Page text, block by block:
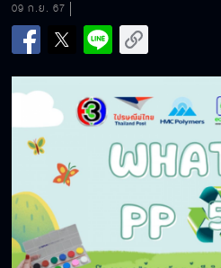
09 ก.ย. 67